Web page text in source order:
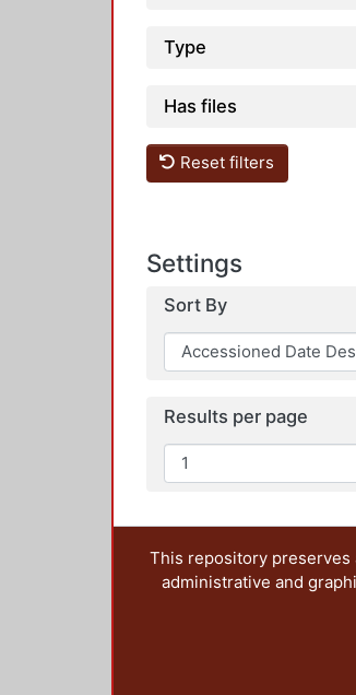
Type
Has files
Reset filters
Settings
Sort By
Results per page
This repository preserves
administrative and